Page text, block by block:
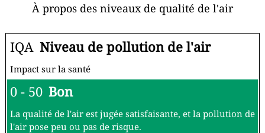
À propos des niveaux de qualité de l'air
IQA Niveau de pollution de l'air
Impact sur la santé
0 - 50 Bon
La qualité de l'air est jugée satisfaisante, et la pollution de
l'air pose peu ou pas de risque.